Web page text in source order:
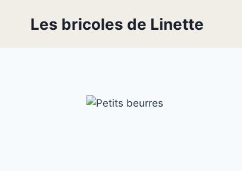
Les bricoles de Linette